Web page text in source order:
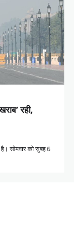
रही,
है। सोमवार को सुबह 6